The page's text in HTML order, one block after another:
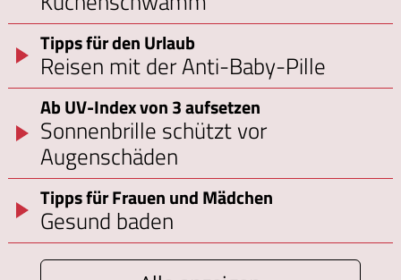
Tipps für den Urlaub
Reisen mit der Anti-Baby-Pille
Ab UV-Index von 3 aufsetzen
Sonnenbrille schützt vor
Augenschäden
Tipps für Frauen und Mädchen
Gesund baden